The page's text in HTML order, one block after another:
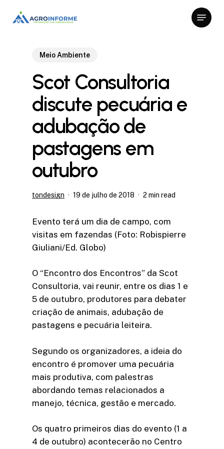
Menu
Meio Ambiente
Scot Consultoria
discute pecuária e
adubação de
pastagens em
outubro
tondesign 19 de julho de 2018 2 min read
Evento terá um dia de campo, com
visitas em fazendas (Foto: Robispierre
Giuliani/Ed. Globo)
O “Encontro dos Encontros” da Scot
Consultoria, vai reunir, entre os dias 1 e
5 de outubro, produtores para debater
criação de animais, adubação de
pastagens e pecuária leiteira.
Segundo os organizadores, a ideia do
encontro é promover uma pecuária
mais produtiva, com palestras
abordando temas relacionados a
manejo, técnica, gestão e mercado.
Os quatro primeiros dias do evento (1 a
4 de outubro) acontecerão no Centro